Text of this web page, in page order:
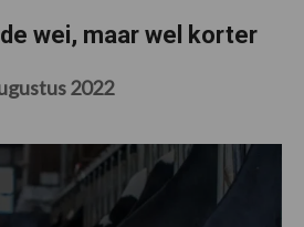
wei, maar wel korter
2022